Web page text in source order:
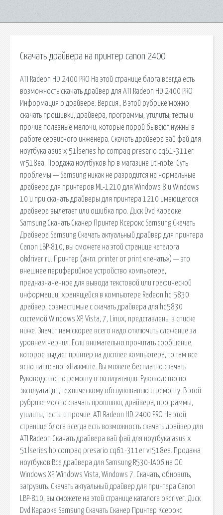
Скачать драйвера на принтер canon 2400
ATI Radeon HD 2400 PRO На этой странице блога всегда есть
возможность скачать драйвер для ATI Radeon HD 2400 PRO
Информация о драйвере: Версия:. В этой рубрике можно
скачать прошивки, драйвера, программы, утилиты, тесты и
прочие полезные мелочи, которые порой бывают нужны в
работе сервисного инженера. Скачать драйвера вай фай для
ноутбука asus x 51lseries hp compaq presario cq61-311er
vr518ea. Продажа ноутбуков hp в магазине uti-note. Суть
проблемы — Samsung никак не разродится на нормальные
драйвера для принтеров ML-1210 для Windows 8 и Windows
10 и при скачать драйверы для принтера 1210 имеющегося
драйвера вылетает или ошибка про. Диск Dvd Караоке
Samsung Скачать Сканер Принтер Ксерокс Samsung Скачать
Драйвера Samsung Скачать актуальный драйвер для принтера
Canon LBP-810, вы сможете на этой странице каталога
okdriver.ru. Принтер (англ. printer от print «печать») — это
внешнее периферийное устройство компьютера,
предназначенное для вывода текстовой или графической
информации, хранящейся в компьютере Radeon hd 5830
драйвер, совместимые с скачать драйвера для hd5830
системой Windows XP, Vista, 7, Linux, представлены в списке
ниже. Значит нам скорее всего надо отключить слежение за
уровнем чернил. Если внимательно прочитать сообщение,
которое выдает принтер на дисплее компьютера, то там все
ясно написано: «Нажмите. Вы можете бесплатно скачать
Руководство по ремонту и эксплуатации. Руководство по
эксплуатации, техническому обслуживанию и ремонту. В этой
рубрике можно скачать прошивки, драйвера, программы,
утилиты, тесты и прочие. ATI Radeon HD 2400 PRO На этой
странице блога всегда есть возможность скачать драйвер для
ATI Radeon Скачать драйвера вай фай для ноутбука asus x
51lseries hp compaq presario cq61-311er vr518ea. Продажа
ноутбуков Все драйвера для Samsung R530-JA06 на ОС:
Windows XP, Windows Vista, Windows 7. Скачать, обновить,
загрузить. Скачать актуальный драйвер для принтера Canon
LBP-810, вы сможете на этой странице каталога okdriver. Диск
Dvd Караоке Samsung Скачать Сканер Принтер Ксерокс